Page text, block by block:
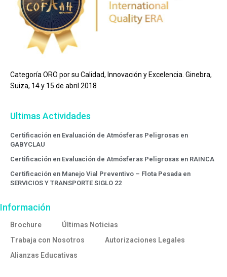
Categoría ORO por su Calidad, Innovación y Excelencia. Ginebra,
Suiza, 14 y 15 de abril 2018
Ultimas Actividades
Certificación en Evaluación de Atmósferas Peligrosas en
GABYCLAU
Certificación en Evaluación de Atmósferas Peligrosas en RAINCA
Certificación en Manejo Vial Preventivo – Flota Pesada en
SERVICIOS Y TRANSPORTE SIGLO 22
Información
Brochure
Últimas Noticias
Trabaja con Nosotros
Autorizaciones Legales
Alianzas Educativas